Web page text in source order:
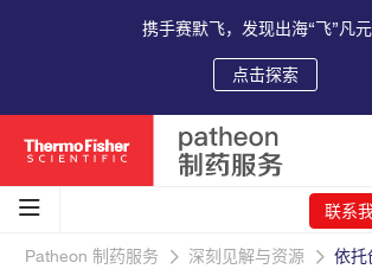
携手赛默飞，发现出海“飞”凡
点击探索
联系
Patheon 制药服务 深刻见解与资源 依托